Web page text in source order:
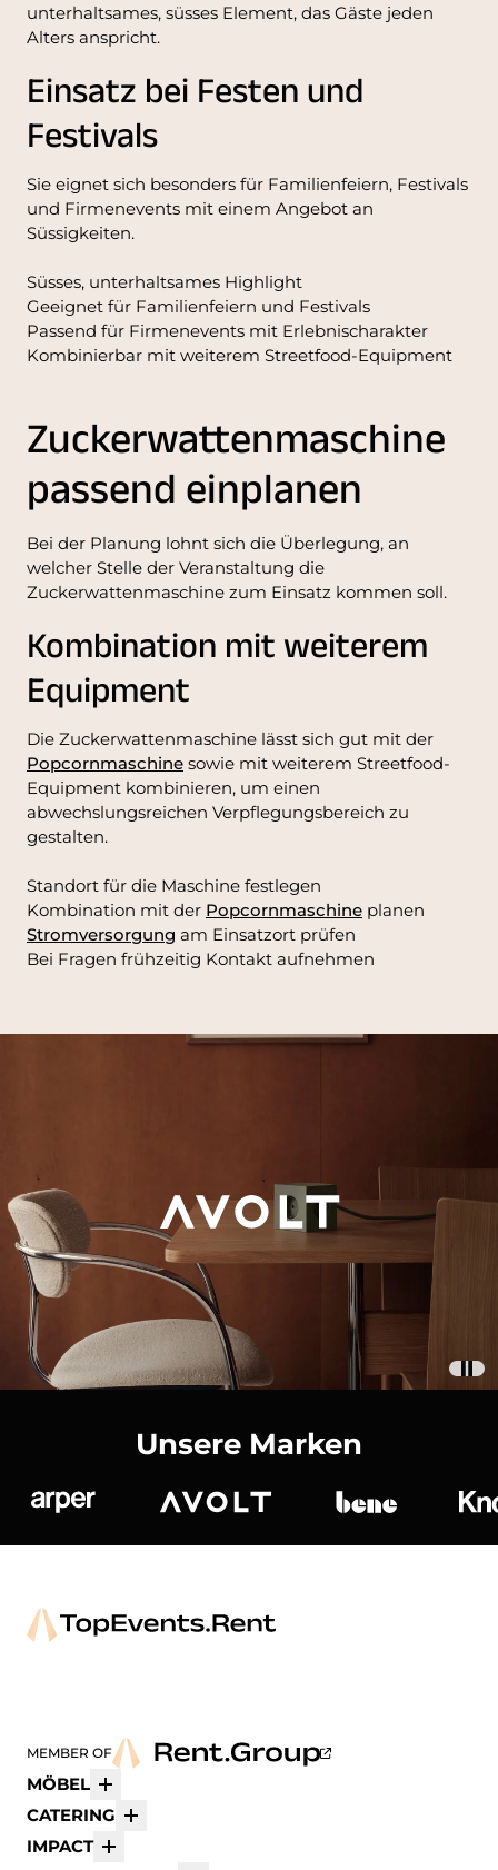
unterhaltsames, süsses Element, das Gäste jeden
Alters anspricht.
Einsatz bei Festen und
Festivals
Sie eignet sich besonders für Familienfeiern, Festivals
und Firmenevents mit einem Angebot an
Süssigkeiten.
Süsses, unterhaltsames Highlight
Geeignet für Familienfeiern und Festivals
Passend für Firmenevents mit Erlebnischarakter
Kombinierbar mit weiterem Streetfood-Equipment
Zuckerwattenmaschine
passend einplanen
Bei der Planung lohnt sich die Überlegung, an
welcher Stelle der Veranstaltung die
Zuckerwattenmaschine zum Einsatz kommen soll.
Kombination mit weiterem
Equipment
Die Zuckerwattenmaschine lässt sich gut mit der
Popcornmaschine sowie mit weiterem Streetfood-
Equipment kombinieren, um einen
abwechslungsreichen Verpflegungsbereich zu
gestalten.
Standort für die Maschine festlegen
Kombination mit der Popcornmaschine planen
Stromversorgung am Einsatzort prüfen
Bei Fragen frühzeitig Kontakt aufnehmen
Unsere Marken
MEMBER OF
MÖBEL
CATERING
IMPACT